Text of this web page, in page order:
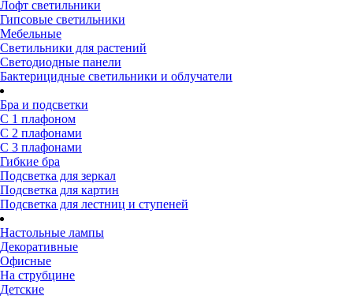
Лофт светильники
Гипсовые светильники
Мебельные
Светильники для растений
Светодиодные панели
Бактерицидные светильники и облучатели
Бра и подсветки
С 1 плафоном
С 2 плафонами
С 3 плафонами
Гибкие бра
Подсветка для зеркал
Подсветка для картин
Подсветка для лестниц и ступеней
Настольные лампы
Декоративные
Офисные
На струбцине
Детские